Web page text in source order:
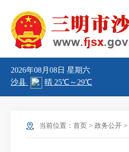
2026年08月08日 星期六
当前位置： 首页 > 政务公开 >